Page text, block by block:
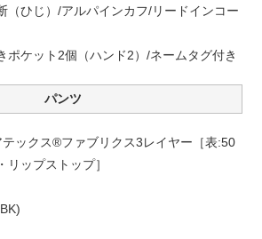
（ひじ）/アルパインカフ/リードインコー
ポケット2個（ハンド2）/ネームタグ付き
パンツ
テックス®ファブリクス3レイヤー［表:50
リップストップ］